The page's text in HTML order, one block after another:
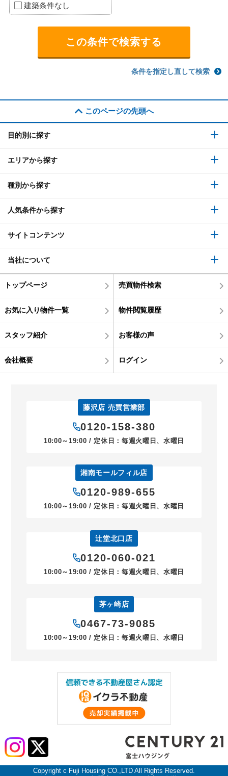
建築条件なし
条件を指定し直して検索
このページの先頭へ
目的別に探す
エリアから探す
種別から探す
人気条件から探す
サイトコンテンツ
当社について
トップページ 売買物件検索
お気に入り物件一覧 物件閲覧履歴
スタッフ紹介 お客様の声
会社概要 ログイン
藤沢店 売買営業部
0120-158-380
10:00～19:00 / 定休日：毎週火曜日、水曜日
湘南モールフィル店
0120-989-655
10:00～19:00 / 定休日：毎週火曜日、水曜日
辻堂北口店
0120-060-021
10:00～19:00 / 定休日：毎週火曜日、水曜日
茅ヶ崎店
0467-73-9085
10:00～19:00 / 定休日：毎週火曜日、水曜日
Copyright c Fuji Housing CO.,LTD All Rights Reserved.